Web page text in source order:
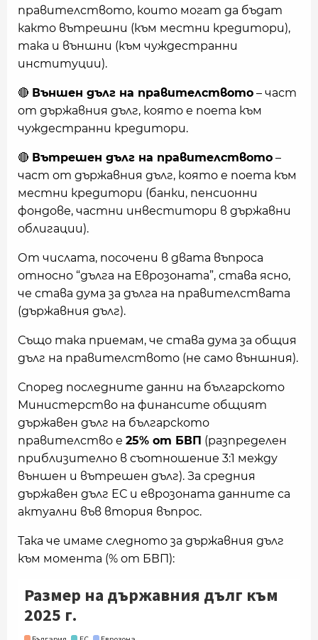
правителството, които могат да бъдат
както вътрешни (към местни кредитори),
така и външни (към чуждестранни
институции).
🔴 Външен дълг на правителството – част
от държавния дълг, която е поета към
чуждестранни кредитори.
🔴 Вътрешен дълг на правителството –
част от държавния дълг, която е поета към
местни кредитори (банки, пенсионни
фондове, частни инвеститори в държавни
облигации).
От числата, посочени в двата въпроса
относно “дълга на Еврозоната”, става ясно,
че става дума за дълга на правителствата
(държавния дълг).
Също така приемам, че става дума за общия
дълг на правителството (не само външния).
Според последните данни на българското
Mинистерство на финансите общият
държавен дълг на българското
правителство е 25% от БВП (разпределен
приблизително в съотношение 3:1 между
външен и вътрешен дълг). За средния
държавен дълг ЕС и еврозоната данните са
актуални във втория въпрос.
Така че имаме следното за държавния дълг
към момента (% от БВП):